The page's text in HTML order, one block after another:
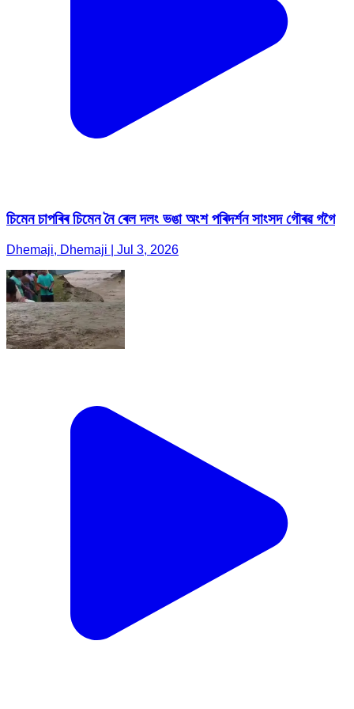
চিমেন চাপৰিৰ চিমেন নৈ ৰেল দলং ভঙা অংশ পৰিদৰ্শন সাংসদ গৌৰৱ গগৈ
Dhemaji, Dhemaji | Jul 3, 2026